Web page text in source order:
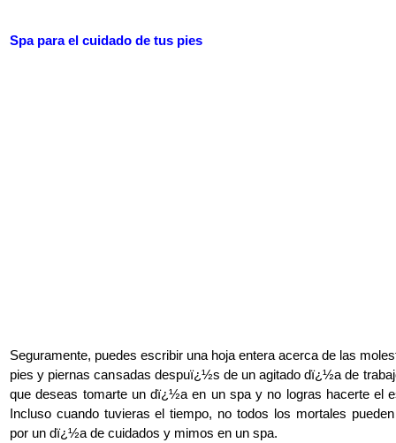
Spa para el cuidado de tus pies
Seguramente, puedes escribir una hoja entera acerca de las
pies y piernas cansadas despuï¿½s de un agitado dï¿½a de
que deseas tomarte un dï¿½a en un spa y no logras hacerte el
Incluso cuando tuvieras el tiempo, no todos los mortales
por un dï¿½a de cuidados y mimos en un spa.